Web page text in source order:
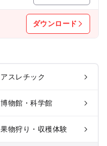
ダウンロード
アスレチック
博物館・科学館
果物狩り・収穫体験